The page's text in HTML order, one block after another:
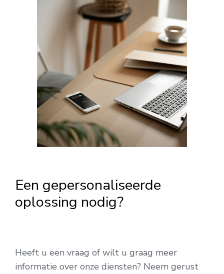
Een gepersonaliseerde
oplossing nodig?
Heeft u een vraag of wilt u graag meer
informatie over onze diensten? Neem gerust